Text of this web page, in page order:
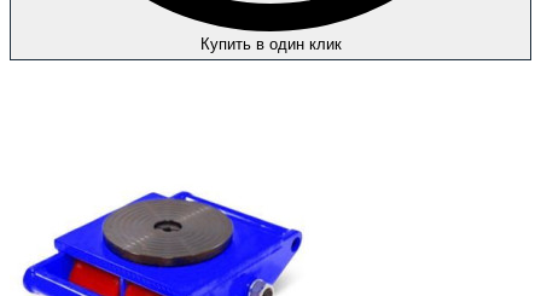
Купить в один клик